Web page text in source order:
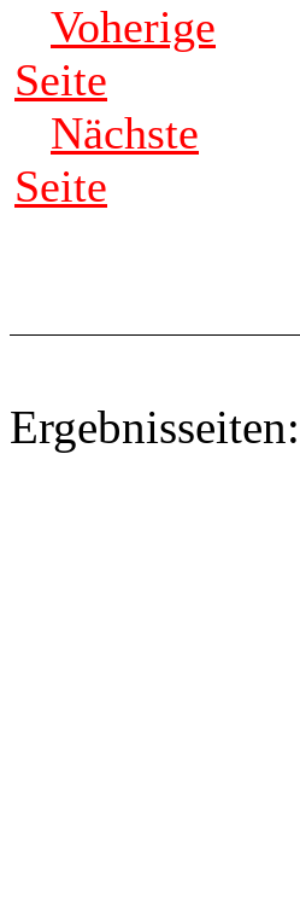
Voherige
Seite
Nächste
Seite
Ergebnisseiten: